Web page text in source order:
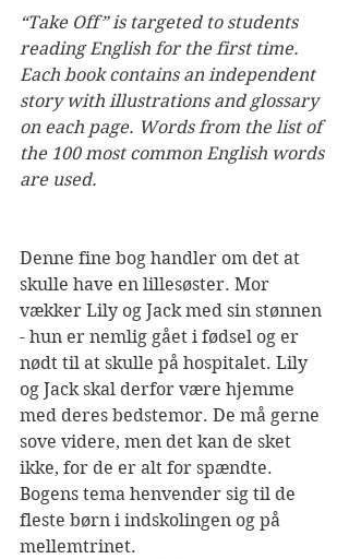
“Take Off” is targeted to students
reading English for the first time.
Each book contains an independent
story with illustrations and glossary
on each page. Words from the list of
the 100 most common English words
are used.
Denne fine bog handler om det at
skulle have en lillesøster. Mor
vækker Lily og Jack med sin stønnen
- hun er nemlig gået i fødsel og er
nødt til at skulle på hospitalet. Lily
og Jack skal derfor være hjemme
med deres bedstemor. De må gerne
sove videre, men det kan de sket
ikke, for de er alt for spændte.
Bogens tema henvender sig til de
fleste børn i indskolingen og på
mellemtrinet.